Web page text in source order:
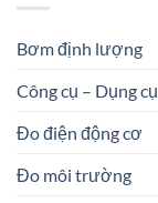
Bơm định lượng
Công cụ – Dụng cụ
Đo điện động cơ
Đo môi trường